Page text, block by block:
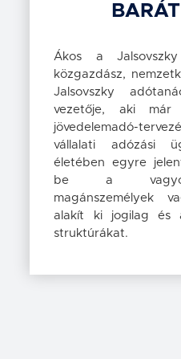
BARÁTI
Ákos a
közgazdász,
Jalsovszky
vezetője, aki már
jövedelemadó-
vállalati adózási
életében egyre
be a
magánszemélyek
alakít ki jogilag és
struktúrákat.